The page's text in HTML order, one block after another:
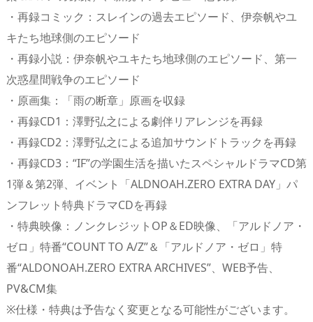
・再録コミック：スレインの過去エピソード、伊奈帆やユ
キたち地球側のエピソード
・再録小説：伊奈帆やユキたち地球側のエピソード、第一
次惑星間戦争のエピソード
・原画集：「雨の断章」原画を収録
・再録CD1：澤野弘之による劇伴リアレンジを再録
・再録CD2：澤野弘之による追加サウンドトラックを再録
・再録CD3：“IF”の学園生活を描いたスペシャルドラマCD第
1弾＆第2弾、イベント「ALDNOAH.ZERO EXTRA DAY」パ
ンフレット特典ドラマCDを再録
・特典映像：ノンクレジットOP＆ED映像、「アルドノア・
ゼロ」特番“COUNT TO A/Z”＆「アルドノア・ゼロ」特
番“ALDONOAH.ZERO EXTRA ARCHIVES”、WEB予告、
PV&CM集
※仕様・特典は予告なく変更となる可能性がございます。